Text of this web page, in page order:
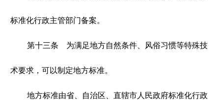
标准化行政主管部门备案。
第十三条 为满足地方自然条件、风俗习惯等特殊技
术要求，可以制定地方标准。
地方标准由省、自治区、直辖市人民政府标准化行政